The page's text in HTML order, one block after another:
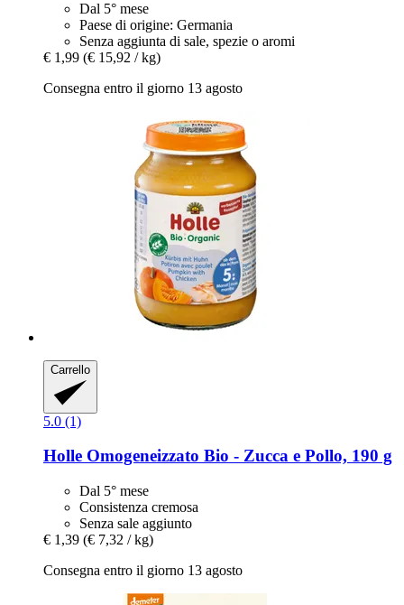
Dal 5° mese
Paese di origine: Germania
Senza aggiunta di sale, spezie o aromi
€ 1,99 (€ 15,92 / kg)
Consegna entro il giorno 13 agosto
Carrello
5.0 (1)
Holle Omogeneizzato Bio -​ Zucca e Pollo, 190 g
Dal 5° mese
Consistenza cremosa
Senza sale aggiunto
€ 1,39 (€ 7,32 / kg)
Consegna entro il giorno 13 agosto